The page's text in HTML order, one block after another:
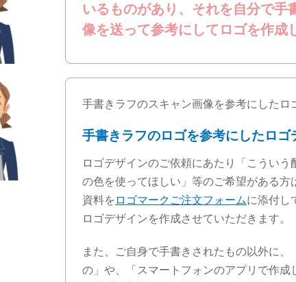
いるものがあり、それを自分で手
像を送って参考にしてロゴを作成
手書きラフのスキャン画像を参考にしたロ
手書きラフのロゴを参考にしたロゴ
ロゴデザインのご依頼にあたり「こういう
の色を使ってほしい」等のご希望がある
資料を ロゴマークご注文フォームに添付し
ロゴデザインを作成させていただきます。
また、ご自身で手書きされたもの以外に
の」や、「スマートフォンのアプリで作